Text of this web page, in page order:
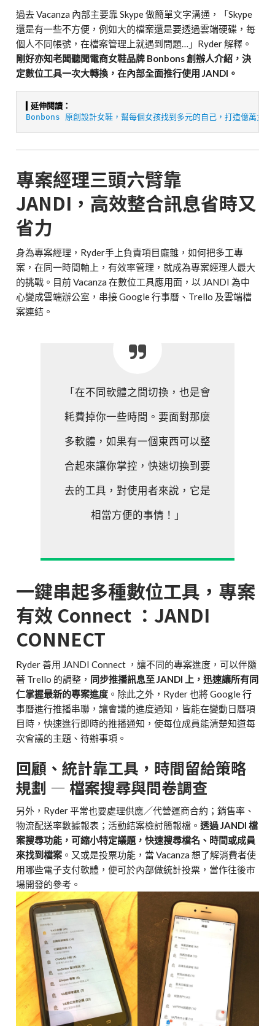
過去 Vacanza 內部主要靠 Skype 做簡單文字溝通，「Skype
還是有一些不方便，例如大的檔案還是要透過雲端硬碟，每
個人不同帳號，在檔案管理上就遇到問題…」Ryder 解釋。
剛好亦知老闆聽聞電商女鞋品牌 Bonbons 創辦人介紹，決
定數位工具一次大轉換，在內部全面推行使用 JANDI。
▍延伸閱讀：
Bonbons 原創設計女鞋，幫每個女孩找到多元的自己，打造億萬女鞋
專案經理三頭六臂靠
JANDI，高效整合訊息省時又
省力
身為專案經理，Ryder手上負責項目龐雜，如何把多工專
案，在同一時間軸上，有效率管理，就成為專案經理人最大
的挑戰。目前 Vacanza 在數位工具應用面，以 JANDI 為中
心變成雲端辦公室，串接 Google 行事曆、Trello 及雲端檔
案連結。
「在不同軟體之間切換，也是會
耗費掉你一些時間。要面對那麼
多軟體，如果有一個東西可以整
合起來讓你掌控，快速切換到要
去的工具，對使用者來說，它是
相當方便的事情！」
一鍵串起多種數位工具，專案
有效 Connect ：JANDI
CONNECT
Ryder 善用 JANDI Connect ，讓不同的專案進度，可以伴隨
著 Trello 的調整， 同步推播訊息至 JANDI 上，迅速讓所有同
仁掌握最新的專案進度 。除此之外，Ryder 也將 Google 行
事曆進行推播串聯，讓會議的進度通知，皆能在變動日曆項
目時，快速進行即時的推播通知，使每位成員能清楚知道每
次會議的主題、待辦事項。
回顧、統計靠工具，時間留給策略
規劃 — 檔案搜尋與問卷調查
另外，Ryder 平常也要處理供應／代營運商合約；銷售率、
物流配送率數據報表；活動結案檢討簡報檔。透過 JANDI 檔
案搜尋功能，可縮小特定議題，快速搜尋檔名、時間或成員
來找到檔案 。又或是投票功能，當 Vacanza 想了解消費者使
用哪些電子支付軟體，便可於內部做統計投票，當作往後市
場開發的參考。